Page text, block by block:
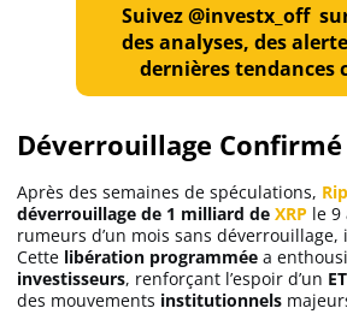
Suivez @investx_off
des analyses, des
dernières tendances
Déverrouillage Confirmé
Après des semaines de spéculations,
déverrouillage de 1 milliard de XRP le 9
rumeurs d’un mois sans
Cette libération programmée a
investisseurs, renforçant l’espoir d’un
des mouvements institutionnels